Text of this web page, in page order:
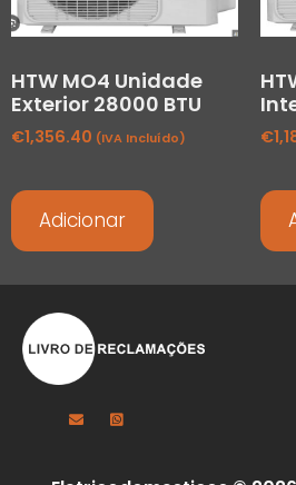
HTW MO4 Unidade
Exterior 28000 BTU
€1,356.40 (IVA Incluído)
Adicionar
€